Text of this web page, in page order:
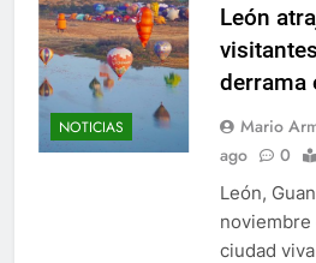
NOTICIAS
León
derrama
Mario
ago
0
León,
noviembre
ciudad